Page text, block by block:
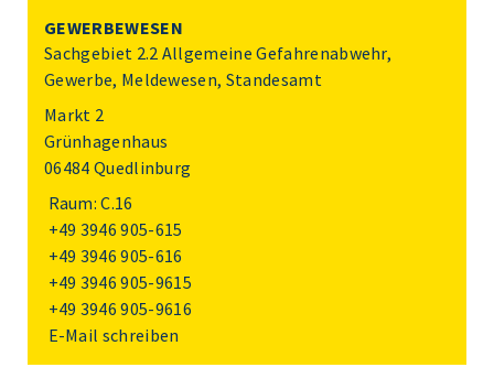
GEWERBEWESEN
Sachgebiet 2.2 Allgemeine Gefahrenabwehr,
Gewerbe, Meldewesen, Standesamt
Markt 2
Grünhagenhaus
06484 Quedlinburg
Raum: C.16
+49 3946 905-615
+49 3946 905-616
+49 3946 905-9615
+49 3946 905-9616
E-Mail schreiben